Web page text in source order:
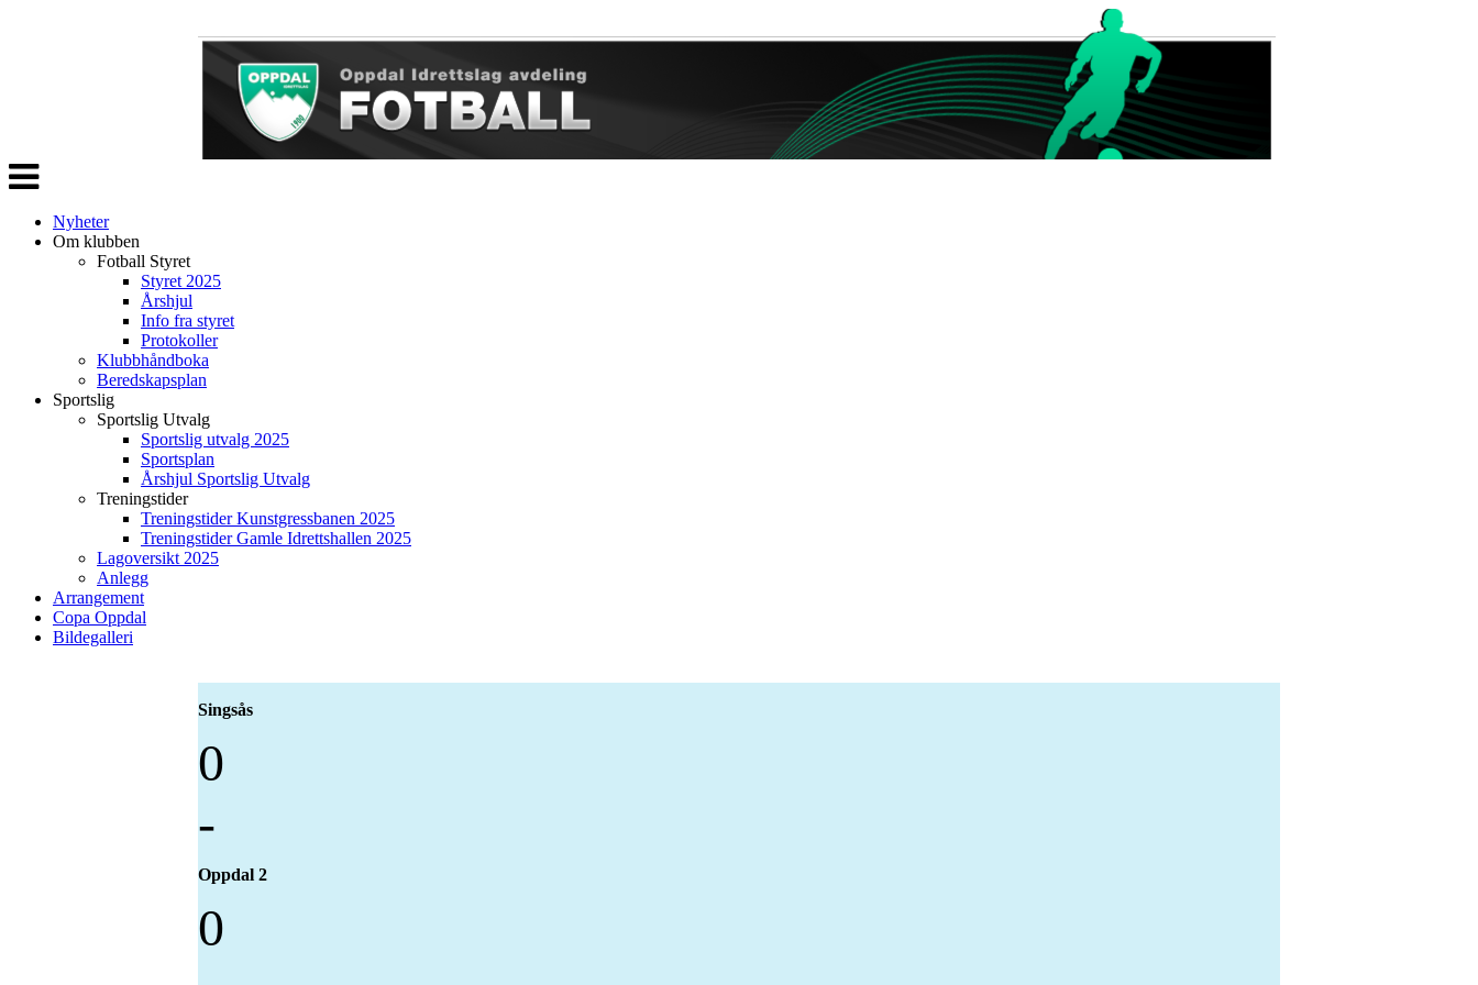
Veksle
navigasjon
Nyheter
Om klubben
Fotball Styret
Styret 2025
Årshjul
Info fra styret
Protokoller
Klubbhåndboka
Beredskapsplan
Sportslig
Sportslig Utvalg
Sportslig utvalg 2025
Sportsplan
Årshjul Sportslig Utvalg
Treningstider
Treningstider Kunstgressbanen 2025
Treningstider Gamle Idrettshallen 2025
Lagoversikt 2025
Anlegg
Arrangement
Copa Oppdal
Bildegalleri
Singsås
0
-
Oppdal 2
0